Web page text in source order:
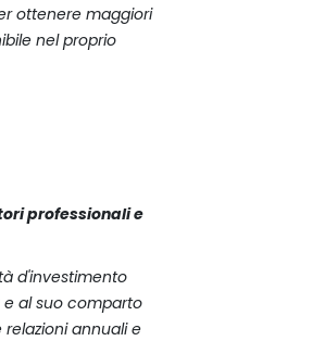
ottenere maggiori
nel proprio
professionali e
d'investimento
al suo comparto
relazioni annuali e